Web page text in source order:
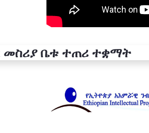
መስሪያ ቤቱ ተጠሪ ተቋማት